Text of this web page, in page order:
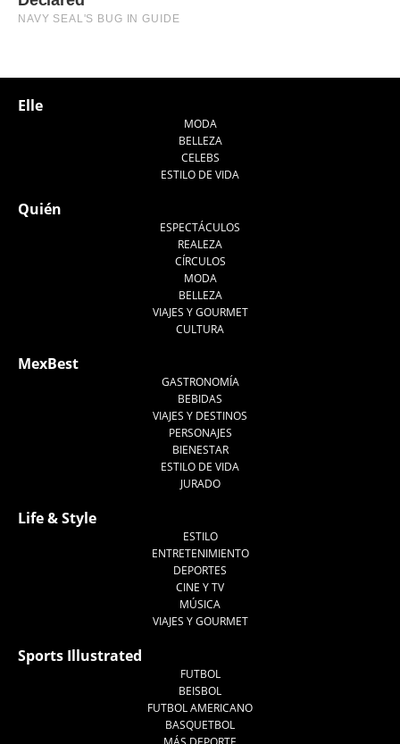
Elle
MODA
BELLEZA
CELEBS
ESTILO DE VIDA
Quién
ESPECTÁCULOS
REALEZA
CÍRCULOS
MODA
BELLEZA
VIAJES Y GOURMET
CULTURA
MexBest
GASTRONOMÍA
BEBIDAS
VIAJES Y DESTINOS
PERSONAJES
BIENESTAR
ESTILO DE VIDA
JURADO
Life & Style
ESTILO
ENTRETENIMIENTO
DEPORTES
CINE Y TV
MÚSICA
VIAJES Y GOURMET
Sports Illustrated
FUTBOL
BEISBOL
FUTBOL AMERICANO
BASQUETBOL